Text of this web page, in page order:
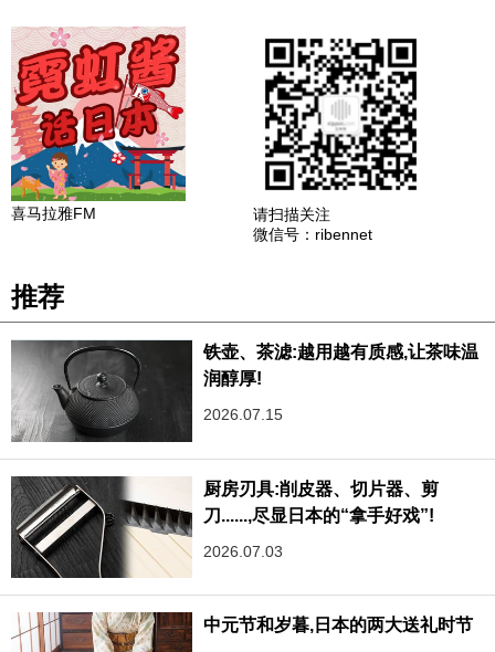
喜马拉雅FM
请扫描关注
微信号：ribennet
推荐
铁壶、茶滤:越用越有质感,让茶味温
润醇厚!
2026.07.15
厨房刃具:削皮器、切片器、剪
刀......,尽显日本的“拿手好戏”!
2026.07.03
中元节和岁暮,日本的两大送礼时节